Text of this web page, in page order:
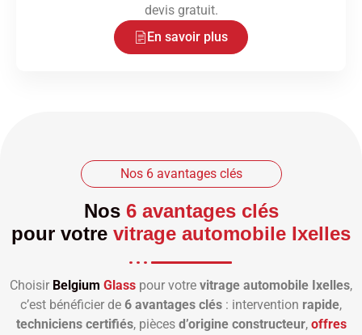
devis gratuit.
En savoir plus
Nos 6 avantages clés
Nos 6 avantages clés
pour votre vitrage automobile Ixelles
Choisir Belgium Glass pour votre vitrage automobile Ixelles,
c’est bénéficier de 6 avantages clés : intervention rapide,
techniciens certifiés, pièces d’origine constructeur, offres